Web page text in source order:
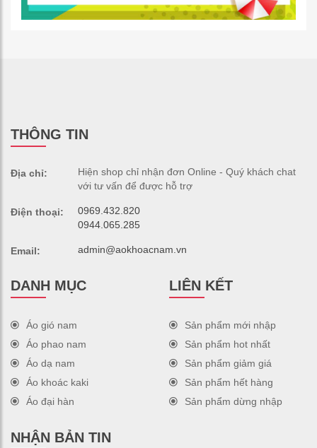
THÔNG TIN
Địa chỉ:
Hiện shop chỉ nhận đơn Online - Quý khách chat
với tư vấn để được hỗ trợ
Điện thoại:
0969.432.820
0944.065.285
Email: admin@aokhoacnam.vn
DANH MỤC
Áo gió nam
Áo phao nam
Áo dạ nam
Áo khoác kaki
Áo đại hàn
LIÊN KẾT
Sản phẩm mới nhập
Sản phẩm hot nhất
Sản phẩm giảm giá
Sản phẩm hết hàng
Sản phẩm dừng nhập
NHẬN BẢN TIN